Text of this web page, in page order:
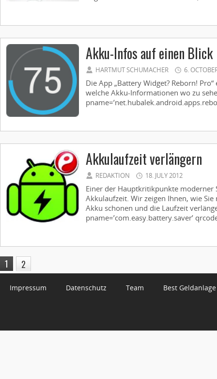
Akku-Infos auf einen Blick
HARTMUT SCHUMACHER 6.
Die App „Battery Widget? Reborn!
welche Akku-Informationen wo zu
Akkulaufzeit verlängern
REDAKTION 18. JULY 2012
Einer der Hauptkritikpunkte moderner
Akkulaufzeit. Wir zeigen Ihnen, wie Sie
Akku schonen und die Laufzeit
pname=’com.easy.battery.saver’
1 2
Impressum Datenschutz Team Best Geldanlage